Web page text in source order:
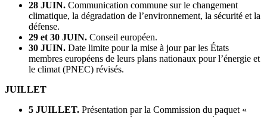
28 JUIN. Communication commune sur le changement
climatique, la dégradation de l’environnement, la sécurité et la
défense.
29 et 30 JUIN. Conseil européen.
30 JUIN. Date limite pour la mise à jour par les États
membres européens de leurs plans nationaux pour l’énergie et
le climat (PNEC) révisés.
JUILLET
5 JUILLET. Présentation par la Commission du paquet «